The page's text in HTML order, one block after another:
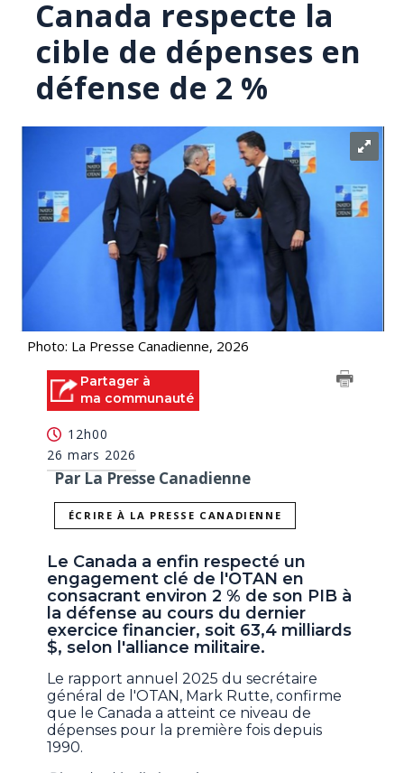
Canada respecte la
cible de dépenses en
défense de 2 %
Photo: La Presse Canadienne, 2026
Partager à
ma communauté
12h00
26 mars 2026
Par La Presse Canadienne
ÉCRIRE À LA PRESSE CANADIENNE
Le Canada a enfin respecté un
engagement clé de l'OTAN en
consacrant environ 2 % de son PIB à
la défense au cours du dernier
exercice financier, soit 63,4 milliards
$, selon l'alliance militaire.
Le rapport annuel 2025 du secrétaire
général de l'OTAN, Mark Rutte, confirme
que le Canada a atteint ce niveau de
dépenses pour la première fois depuis
1990.